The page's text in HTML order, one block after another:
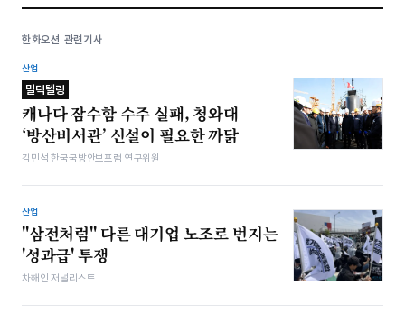
한화오션 관련기사
산업
밀덕텔링
캐나다 잠수함 수주 실패, 청와대
‘방산비서관’ 신설이 필요한 까닭
김민석 한국국방안보포럼 연구위원
산업
"삼전처럼" 다른 대기업 노조로 번지는
'성과급' 투쟁
차해인 저널리스트